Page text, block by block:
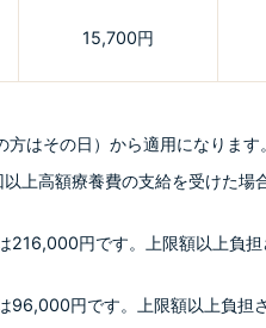
15,700円
はその日）から適用になります。
上高額療養費の支給を受けた場
216,000円です。上限額以上負
96,000円です。上限額以上負担